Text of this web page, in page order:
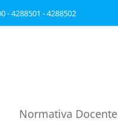
- 4288501 - 4288502
Normativa Docente